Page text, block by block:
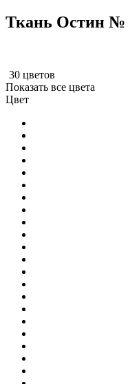
Ткань Остин №
30 цветов
Показать все цвета
Цвет